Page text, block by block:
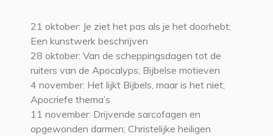
21 oktober: Je ziet het pas als je het doorhebt;
Een kunstwerk beschrijven
28 oktober: Van de scheppingsdagen tot de
ruiters van de Apocalyps; Bijbelse motieven
4 november: Het lijkt Bijbels, maar is het niet;
Apocriefe thema’s
11 november: Drijvende sarcofagen en
opgewonden darmen; Christelijke heiligen